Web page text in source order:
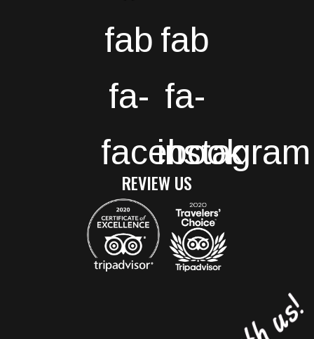
fab
fa-
facebook
fab
fa-
instagram
REVIEW US